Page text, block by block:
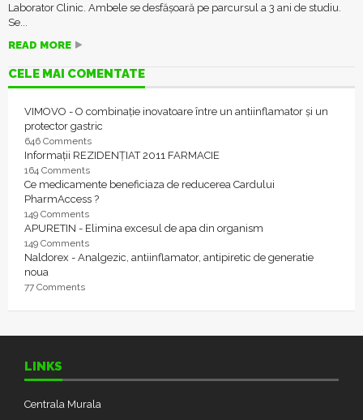
Laborator Clinic. Ambele se desfășoară pe parcursul a 3 ani de studiu.
Se...
READ MORE
CELE MAI COMENTATE
VIMOVO - O combinație inovatoare între un antiinflamator și un
protector gastric
646 Comments
Informații REZIDENȚIAT 2011 FARMACIE
164 Comments
Ce medicamente beneficiaza de reducerea Cardului
PharmAccess ?
149 Comments
APURETIN - Elimina excesul de apa din organism
149 Comments
Naldorex - Analgezic, antiinflamator, antipiretic de generatie
noua
77 Comments
LINKS
Centrala Murala